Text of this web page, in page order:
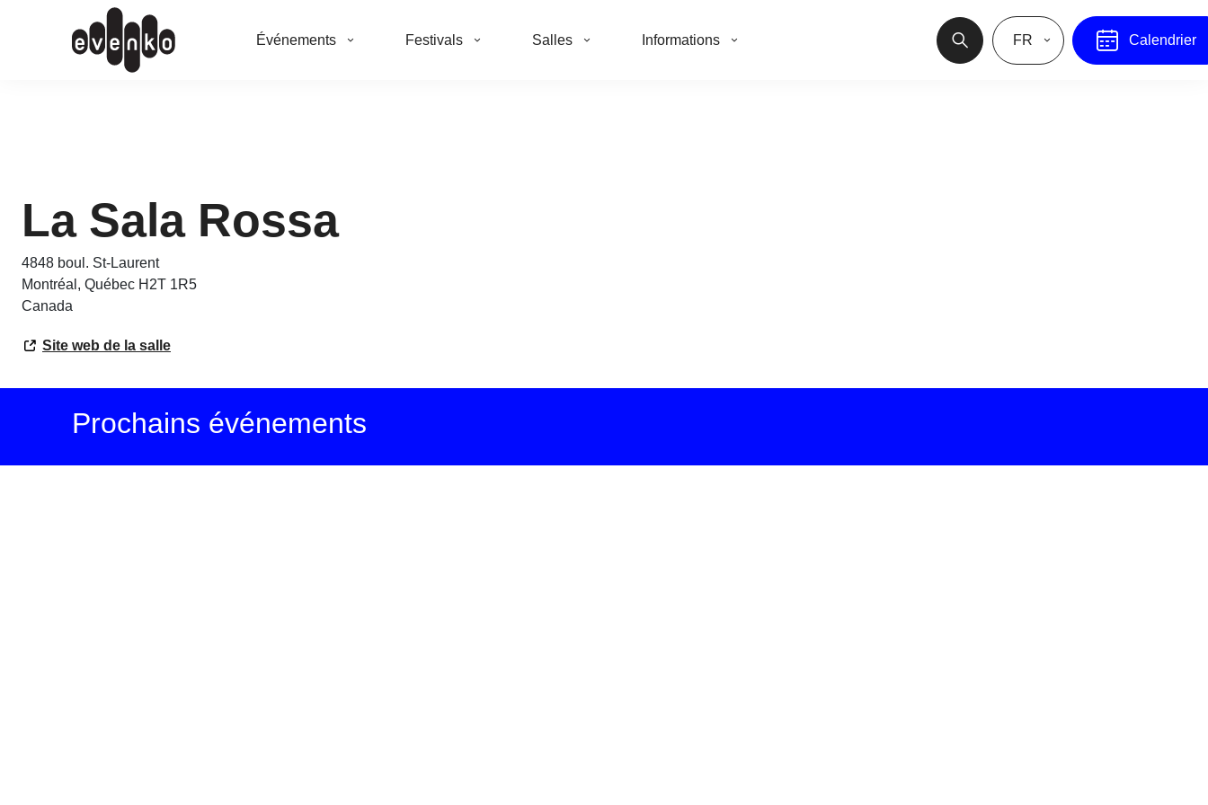
Événements Festivals Salles Informations FR Calendrier
La Sala Rossa
4848 boul. St-Laurent
Montréal , Québec H2T 1R5
Canada
Site web de la salle
Prochains événements